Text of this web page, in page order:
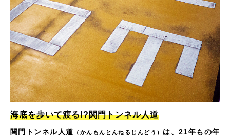
海底を歩いて渡る!?関門トンネル人道
関門トンネル人道 （かんもんとんねるじんどう） は、21年もの年